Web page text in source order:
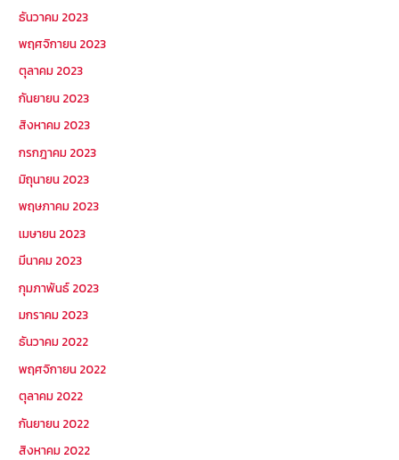
ธันวาคม 2023
พฤศจิกายน 2023
ตุลาคม 2023
กันยายน 2023
สิงหาคม 2023
กรกฎาคม 2023
มิถุนายน 2023
พฤษภาคม 2023
เมษายน 2023
มีนาคม 2023
กุมภาพันธ์ 2023
มกราคม 2023
ธันวาคม 2022
พฤศจิกายน 2022
ตุลาคม 2022
กันยายน 2022
สิงหาคม 2022